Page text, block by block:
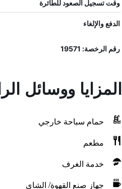
وقت تسجيل الصعود للطائرة
الدفع والإلغاء
رقم الرخصة: 19571
المزايا ووسائل
حمام سباحة خارجي
مطعم
خدمة الغرف
جهاز صنع القهوة/ الشاي